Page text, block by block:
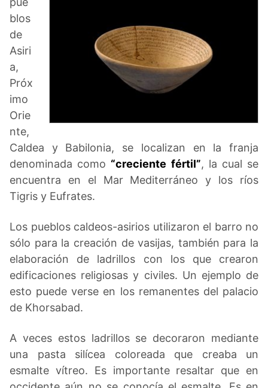
blos
de
Asiri
a,
Próx
imo
Orie
nte,
Caldea y Babilonia, se localizan en la franja
denominada como “creciente fértil”, la cual se
encuentra en el Mar Mediterráneo y los ríos
Tigris y Eufrates.
Los pueblos caldeos-asirios utilizaron el barro no
sólo para la creación de vasijas, también para la
elaboración de ladrillos con los que crearon
edificaciones religiosas y civiles. Un ejemplo de
esto puede verse en los remanentes del palacio
de Khorsabad.
A veces estos ladrillos se decoraron mediante
una pasta silícea coloreada que creaba un
esmalte vítreo. Es importante resaltar que en